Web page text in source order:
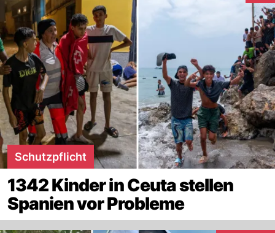
Schutzpflicht
1342 Kinder in Ceuta stellen
Spanien vor Probleme